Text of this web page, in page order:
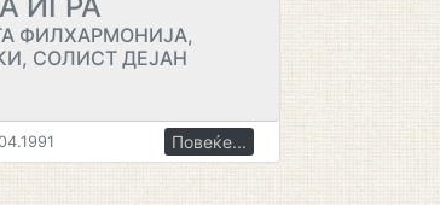
ФИЛХАРМОНИЈА,
СОЛИСТ ДЕЈАН
Повеќе...